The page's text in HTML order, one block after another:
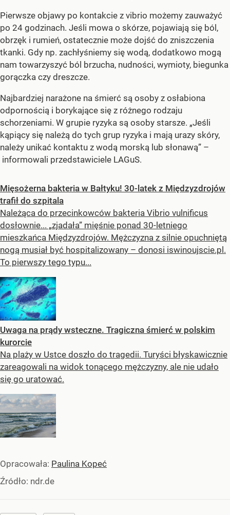
Pierwsze objawy po kontakcie z vibrio możemy zauważyć
po 24 godzinach. Jeśli mowa o skórze, pojawiają się ból,
obrzęk i rumień, ostatecznie może dojść do zniszczenia
tkanki. Gdy np. zachłyśniemy się wodą, dodatkowo mogą
nam towarzyszyć ból brzucha, nudności, wymioty, biegunka
gorączka czy dreszcze.
Najbardziej narażone na śmierć są osoby z osłabiona
odpornością i borykające się z różnego rodzaju
schorzeniami. W grupie ryzyka są osoby starsze. „Jeśli
kąpiący się należą do tych grup ryzyka i mają urazy skóry,
należy unikać kontaktu z wodą morską lub słonawą” –
informowali przedstawiciele LAGuS.
Mięsożerna bakteria w Bałtyku! 30-latek z Międzyzdrojów
trafił do szpitala
Należąca do przecinkowców bakteria Vibrio vulnificus
dosłownie... „zjadała” mięśnie ponad 30-letniego
mieszkańca Międzyzdrojów. Mężczyzna z silnie opuchniętą
nogą musiał być hospitalizowany – donosi iswinoujscie.pl.
To pierwszy tego typu...
Uwaga na prądy wsteczne. Tragiczna śmierć w polskim
kurorcie
Na plaży w Ustce doszło do tragedii. Turyści błyskawicznie
zareagowali na widok tonącego mężczyzny, ale nie udało
się go uratować.
Opracowała: Paulina Kopeć
Źródło: ndr.de